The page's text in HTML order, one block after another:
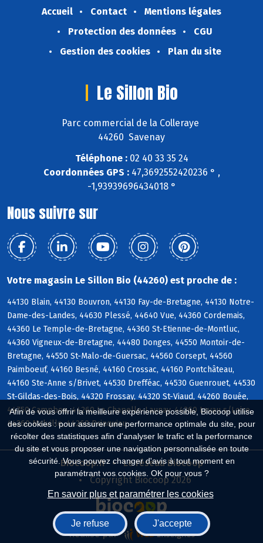
Afin de vous offrir la meilleure expérience possible, Biocoop utilise
des cookies : pour assurer une performance optimale du site, pour
récolter des statistiques afin d'analyser le trafic et la performance
du site et vous proposer une navigation personnalisée en toute
sécurité. Vous pouvez changer d'avis à tout moment en
paramétrant vos cookies. OK pour vous ?
En savoir plus et paramétrer les cookies
Je refuse J'accepte
Accueil Contact
Mentions légales
Protection des données
CGU
Gestion des cookies
Plan du site
Le Sillon Bio
Parc commercial de la Colleraye
44260 Savenay
Téléphone :02 40 33 35 24
Coordonnées GPS :47,3692552420236 ° ,
-1,93939696434018 °
Nous suivre sur
Votre magasin Le Sillon Bio (44260) est proche de :
44130 Blain, 44130 Bouvron, 44130 Fay-de-Bretagne, 44130 Notre-
Dame-des-Landes, 44630 Plessé, 44640 Vue, 44360 Cordemais,
44360 Le Temple-de-Bretagne, 44360 St-Etienne-de-Montluc,
44360 Vigneux-de-Bretagne, 44480 Donges, 44550 Montoir-de-
Bretagne, 44550 St-Malo-de-Guersac, 44560 Corsept, 44560
Paimboeuf, 44160 Besné, 44160 Crossac, 44160 Pontchâteau,
44160 Ste-Anne s/Brivet, 44530 Drefféac, 44530 Guenrouet, 44530
St-Gildas-des-Bois, 44320 Frossay, 44320 St-Viaud, 44260 Bouée,
44750 Campbon, 44260 La Chapelle-Launay, 44260 Lavau s/Loire,
44260 Malville, 44260 Prinquiau
Biocoop.fr
Le réseau Biocoop
Copyright Biocoop 2026
Réalisé par